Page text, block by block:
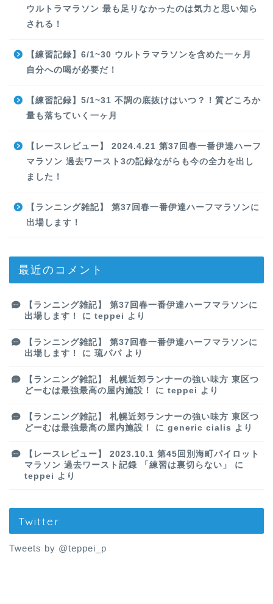
ウルトラマラソン 最も足りなかったのは気力と思い知ら
される！
【練習記録】6/1~30 ウルトラマラソンを含めた一ヶ月
自分への喝が必要だ！
【練習記録】5/1~31 不調の底抜けはいつ？！質どころか
量も落ちていく一ヶ月
【レースレビュー】 2024.4.21 第37回春一番伊達ハーフ
マラソン 過去ワースト3の記録ながらも今の全力を出し
ました！
【ランニング雑記】 第37回春一番伊達ハーフマラソンに
出場します！
最近のコメント
【ランニング雑記】 第37回春一番伊達ハーフマラソンに
出場します！
に teppei より
【ランニング雑記】 第37回春一番伊達ハーフマラソンに
出場します！
に 琉パパ より
【ランニング雑記】 札幌近郊ランナーの強い味方 東区つ
どーむは最強最高の屋内施設！
に teppei より
【ランニング雑記】 札幌近郊ランナーの強い味方 東区つ
どーむは最強最高の屋内施設！
に generic cialis より
【レースレビュー】 2023.10.1 第45回別海町パイロット
マラソン 過去ワースト記録 「練習は裏切らない」
に
teppei より
Twitter
Tweets by @teppei_p